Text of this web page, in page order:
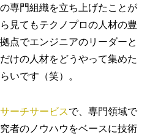
専門組織を立ち上げたことが
見てもテクノプロの人材の豊
点でエンジニアのリーダーと
けの人材をどうやって集めた
いです（笑）。
ーチサービスで、専門領域で
者のノウハウをベースに技術